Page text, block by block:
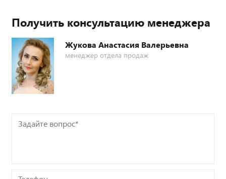
Получить консультацию менеджера
Жукова Анастасия Валерьевна
менеджер отдела продаж
Задайте
вопрос*
Телефон